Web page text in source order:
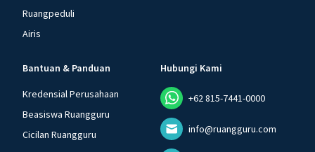
Ruangpeduli
Airis
Bantuan & Panduan
Kredensial Perusahaan
Beasiswa Ruangguru
Cicilan Ruangguru
Hubungi Kami
+62 815-7441-0000
info@ruangguru.com